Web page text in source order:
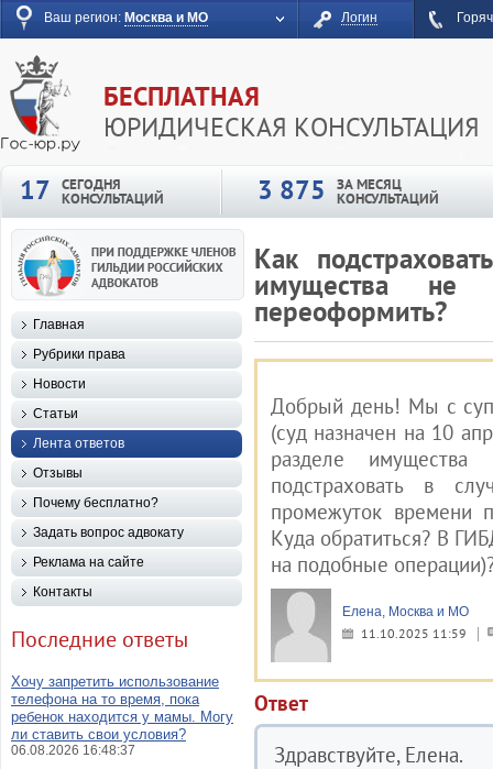
Ваш регион: Москва и МО Логин
БЕСПЛАТНАЯ
ЮРИДИЧЕСКАЯ КОНСУЛЬТАЦИЯ
17
СЕГОДНЯ
КОНСУЛЬТАЦИЙ 3 875 ЗА МЕСЯЦ
КОНСУЛЬТАЦИЙ
Как
имущества не
переоформить?
Добрый день! Мы с
(суд назначен на 10
разделе
подстраховать в
промежуток времени
Куда обратиться? В
на подобные
Елена, Москва и МО
11.10.2025 11:59
Ответ
Здравствуйте, Елена.
Главная
Рубрики права
Новости
Статьи
Лента ответов
Отзывы
Почему бесплатно?
Задать вопрос адвокату
Реклама на сайте
Контакты
Последние ответы
Хочу запретить использование
телефона на то время, пока
ребенок находится у мамы. Могу
ли ставить свои условия?
06.08.2026 16:48:37